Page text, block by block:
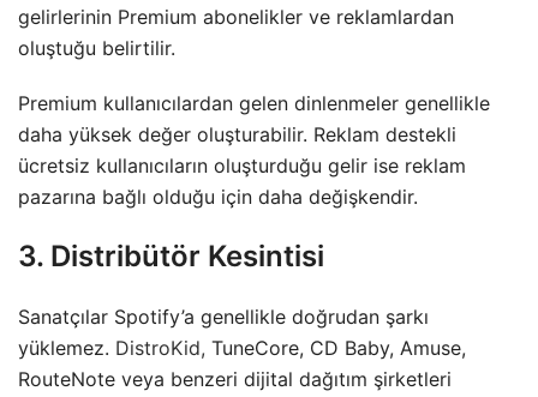
gelirlerinin Premium abonelikler ve reklamlardan
oluştuğu belirtilir.
Premium kullanıcılardan gelen dinlenmeler genellikle
daha yüksek değer oluşturabilir. Reklam destekli
ücretsiz kullanıcıların oluşturduğu gelir ise reklam
pazarına bağlı olduğu için daha değişkendir.
3. Distribütör Kesintisi
Sanatçılar Spotify’a genellikle doğrudan şarkı
yüklemez. DistroKid, TuneCore, CD Baby, Amuse,
RouteNote veya benzeri dijital dağıtım şirketleri